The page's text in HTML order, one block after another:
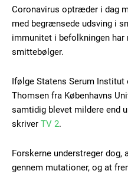
Coronavirus optræder i dag
med begrænsede udsving i
immunitet i befolkningen
smittebølger.
Ifølge Statens Serum
Thomsen fra Københavns
samtidig blevet mildere end
skriver TV 2.
Forskerne understreger
gennem mutationer, og at